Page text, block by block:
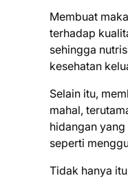
Membuat
terhadap
sehingga
kesehatan
Selain itu,
mahal,
hidangan
seperti
Tidak hanya